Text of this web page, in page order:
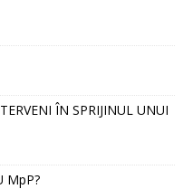
ÎN SPRIJINUL UNUI
MpP?